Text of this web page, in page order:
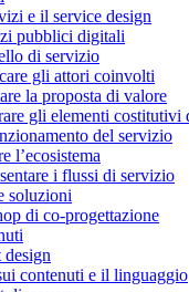
e il service design
pubblici digitali
di servizio
gli attori coinvolti
la proposta di valore
gli elementi costitutivi
del servizio
l’ecosistema
i flussi di servizio
soluzioni
di co-progettazione
design
contenuti e il linguaggio